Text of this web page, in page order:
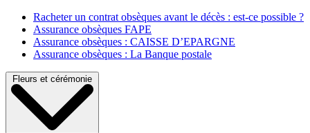
Racheter un contrat obsèques avant le décès : est-ce possible ?
Assurance obsèques FAPE
Assurance obsèques : CAISSE D’EPARGNE
Assurance obsèques : La Banque postale
Fleurs et cérémonie